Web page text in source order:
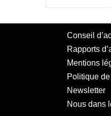
Conseil
Rapports
Mentions
Politique
Newsletter
Nous dans